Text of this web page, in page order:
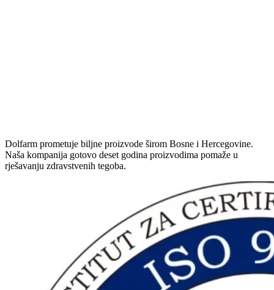
Dolfarm prometuje biljne proizvode širom Bosne i Hercegovine.
Naša kompanija gotovo deset godina proizvodima pomaže u
rješavanju zdravstvenih tegoba.